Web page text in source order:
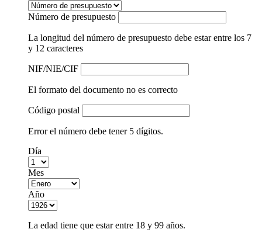
Número de presupuesto
La longitud del número de presupuesto debe estar entre los 7
y 12 caracteres
NIF/NIE/CIF
El formato del documento no es correcto
Código postal
Error el número debe tener 5 dígitos.
Día
Mes
Año
La edad tiene que estar entre 18 y 99 años.